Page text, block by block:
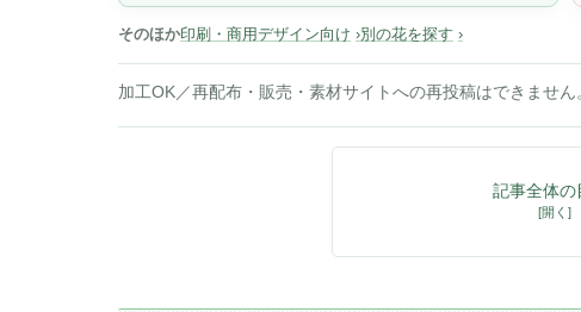
そのほか印刷・商用デザイン向け 別の花を探す
加工OK／再配布・販売・素材サイトへの再投稿はできません
記事全体の